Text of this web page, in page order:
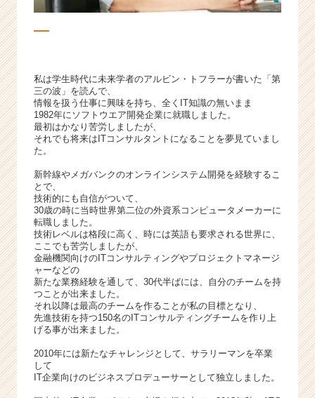
心
る！
ベ
ン
チ
ー・
長
企
業
か
ら
カ
ウ
ト
が
く
就
私は学生時代に未来学者のアルビン・トフラーが書いた「第
三の波」を読んで、
情報を扱う仕事に興味を持ち、全くIT知識の無いまま
1982年にソフトウエア開発企業に就職しました。
最初はかなり苦労しましたが、
それでも将来はITコンサルタントになることを夢見ていまし
た。
新幹線やメガバンクのオンラインシステム開発を経験するこ
とで、
技術的にも自信がついて、
30歳の時に当時世界第二位の外資系コンピュータメーカーに
転職しました。
技術レベルは格段に高く、時には英語も要求される世界に、
ここでも苦労しましたが、
金融機関向けのITコンサルティングやプロジェクトマネージ
ャーなどの
新たな業務経験を通して、30代半ばには、自分のチームを持
つことが出来ました。
それ以降は最高のチームを作ることが私の目標となり、
先進技術を持つ150名のITコンサルティングチームを作り上
げる事が出来ました。
2010年には新たなチャレンジとして、サラリーマンを卒業
して
IT企業向けのビジネスプロデューサーとして独立しました。